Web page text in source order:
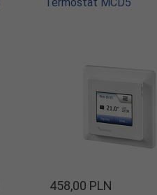
458,00 PLN